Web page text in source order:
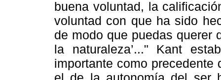
buena voluntad, la
voluntad con que ha sido
de modo que puedas querer
la naturaleza’..." Kant
importante como